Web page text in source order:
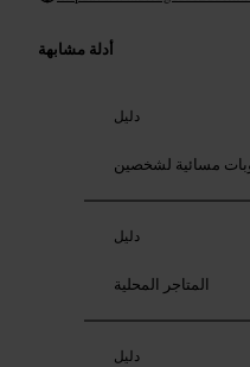
أدلة مشابهة
دليل
مسائية لشخصين
دليل
المتاجر المحلية
دليل